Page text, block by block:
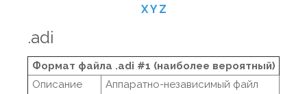
XY Z
.adi
Формат файла .adi #1 (наиболее вероятный)
Описание
Аппаратно-независимый файл